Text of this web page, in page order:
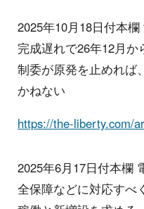
2025年10月18日付本
完成遅れで26年12月
制委が原発を止めれば
かねない
https://the-liberty.com/
2025年6月17日付本欄
全保障などに対応すべ